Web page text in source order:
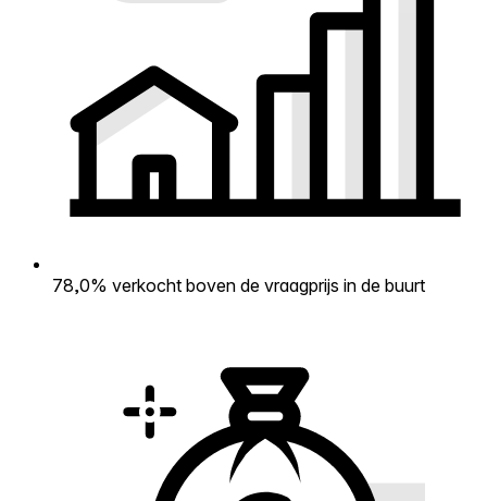
78,0% verkocht boven de vraagprijs in de buurt